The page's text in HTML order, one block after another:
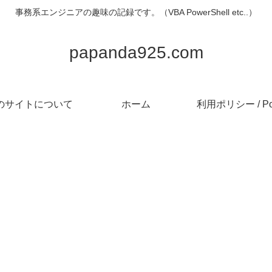
事務系エンジニアの趣味の記録です。（VBA PowerShell etc..）
papanda925.com
サイトについて ホーム 利用ポリシー /